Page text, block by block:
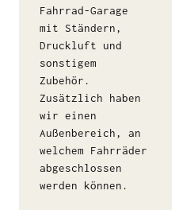
Fahrrad-Garage
mit Ständern,
Druckluft und
sonstigem
Zubehör.
Zusätzlich haben
wir einen
Außenbereich, an
welchem Fahrräder
abgeschlossen
werden können.